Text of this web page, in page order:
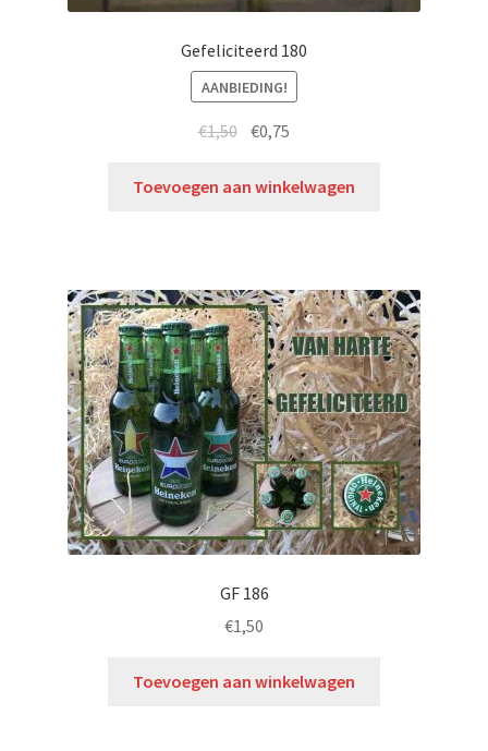
Gefeliciteerd 180
AANBIEDING!
€1,50 €0,75
Toevoegen aan winkelwagen
GF 186
€1,50
Toevoegen aan winkelwagen